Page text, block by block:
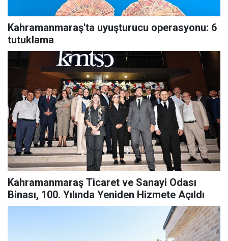
Kahramanmaraş'ta uyuşturucu operasyonu: 6
tutuklama
Kahramanmaraş Ticaret ve Sanayi Odası
Binası, 100. Yılında Yeniden Hizmete Açıldı